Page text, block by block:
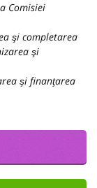
Comisiei
şi completarea
şi
şi finanţarea